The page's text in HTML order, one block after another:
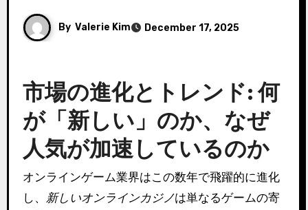
By Valerie Kim December 17, 2025
市場の進化とトレンド: 何
が「新しい」のか、なぜ
人気が加速しているのか
オンラインゲーム業界はこの数年で飛躍的に進化
し、 新しいオンラインカジノは単なるゲームの寄